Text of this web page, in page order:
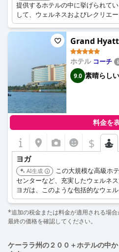
提供するホテルの中に挙げられて
して、ウェルネスおよびレクリエ
クラスやプライベートセッション
す。穏やかな環境を提供します。
Grand
ホテル コーチ
9.0 素晴らしい
料金を
$
ヨガ
AI生成
この大規模な高級ホ
センターなど、充実したウェルネ
ヨガは、このような包括的なウェ
ービスです。
*追加の税金または料金が適用される場合
最終の価格を確認してください。
ケーララ州の２００＋ホテルの中